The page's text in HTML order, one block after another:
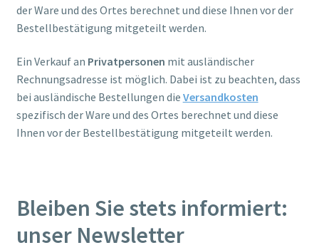
der Ware und des Ortes berechnet und diese Ihnen vor der
Bestellbestätigung mitgeteilt werden.
Ein Verkauf an Privatpersonen mit ausländischer
Rechnungsadresse ist möglich. Dabei ist zu beachten, dass
bei ausländische Bestellungen die Versandkosten
spezifisch der Ware und des Ortes berechnet und diese
Ihnen vor der Bestellbestätigung mitgeteilt werden.
Bleiben Sie stets informiert:
unser Newsletter